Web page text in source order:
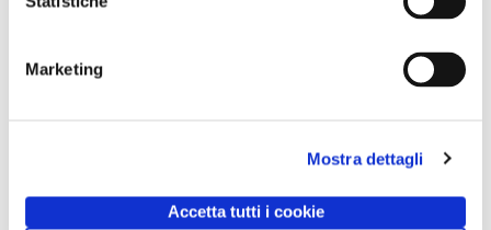
Marketing
Mostra dettagli
Accetta tutti i cookie
potrebbero interessarti